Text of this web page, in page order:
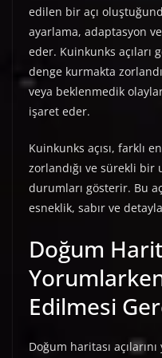
edilen bir açı
ayarlama, adaptasyon
eder. Kuinkunks açıları
denge kurmakta
veya beklenmedik
işaret eder.
Kuinkunks açısı, farklı
zorlandığı ve sürekli bir
durumları gösterir. Bu
esneklik, sabır ve
Doğum
Edilmesi
Doğum haritası